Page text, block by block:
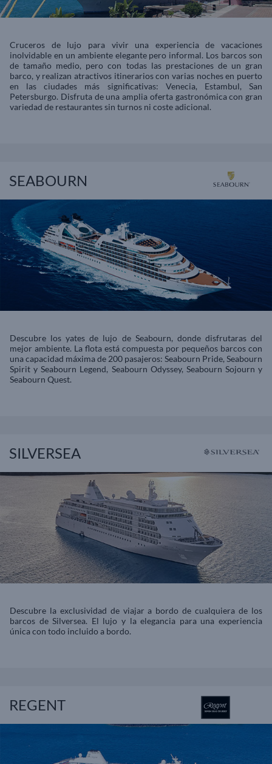
Cruceros de lujo para vivir una experiencia de vacaciones
inolvidable en un ambiente elegante pero informal. Los barcos son
de tamaño medio, pero con todas las prestaciones de un gran
barco, y realizan atractivos itinerarios con varias noches en puerto
en las ciudades más significativas: Venecia, Estambul, San
Petersburgo. Disfruta de una amplia oferta gastronómica con gran
variedad de restaurantes sin turnos ni coste adicional.
SEABOURN
Descubre los yates de lujo de Seabourn, donde disfrutaras del
mejor ambiente. La flota está compuesta por pequeños barcos con
una capacidad máxima de 200 pasajeros: Seabourn Pride, Seabourn
Spirit y Seabourn Legend, Seabourn Odyssey, Seabourn Sojourn y
Seabourn Quest.
SILVERSEA
Descubre la exclusividad de viajar a bordo de cualquiera de los
barcos de Silversea. El lujo y la elegancia para una experiencia
única con todo incluido a bordo.
REGENT